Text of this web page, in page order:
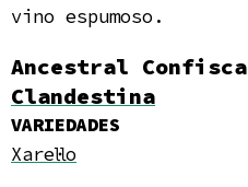
vino espumoso.
Ancestral
Clandestina
VARIEDADES
Xarel·lo